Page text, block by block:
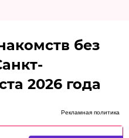
без
2026 года
Рекламная политика